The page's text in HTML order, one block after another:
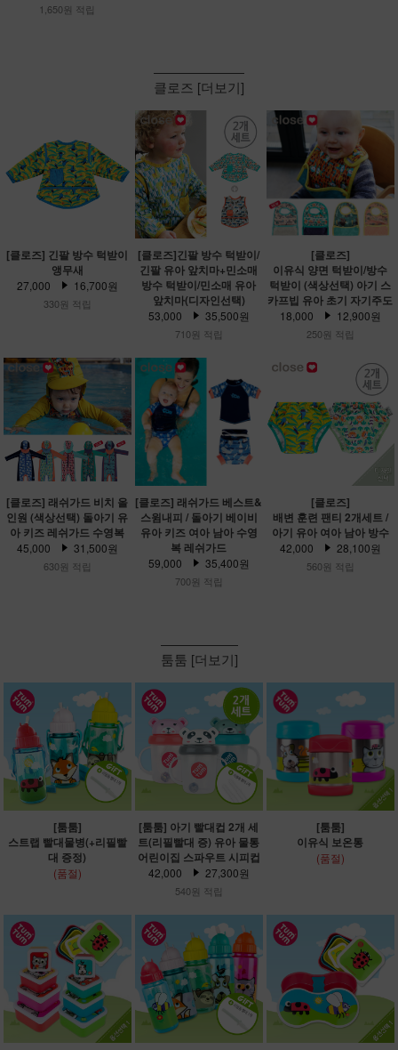
1,650원 적립
클로즈 [더보기]
[클로즈] 긴팔 방수 턱받이
앵무새
27,000 16,700원
330원 적립
[클로즈]긴팔 방수 턱받이/
긴팔 유아 앞치마+민소매
방수 턱받이/민소매 유아
앞치마(디자인선택)
53,000 35,500원
710원 적립
[클로즈]
이유식 양면 턱받이/방수
턱받이 (색상선택) 아기 스
카프빕 유아 초기 자기주도
18,000 12,900원
250원 적립
[클로즈] 래쉬가드 비치 올
인원 (색상선택) 돌아기 유
아 키즈 레쉬가드 수영복
45,000 31,500원
630원 적립
[클로즈] 래쉬가드 베스트&
스윔내피 / 돌아기 베이비
유아 키즈 여아 남아 수영
복 레쉬가드
59,000 35,400원
700원 적립
[클로즈]
배변 훈련 팬티 2개세트 /
아기 유아 여아 남아 방수
42,000 28,100원
560원 적립
툼툼 [더보기]
[툼툼]
스트랩 빨대물병(+리필빨
대 증정)
(품절)
[툼툼] 아기 빨대컵 2개 세
트(리필빨대 증) 유아 물통
어린이집 스파우트 시피컵
42,000 27,300원
540원 적립
[툼툼]
이유식 보온통
(품절)